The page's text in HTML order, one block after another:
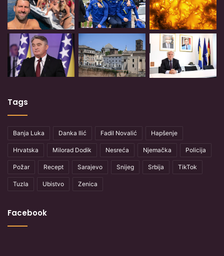
Tags
Banja Luka Danka Ilić Fadil Novalić Hapšenje
Hrvatska Milorad Dodik Nesreća Njemačka Policija
Požar Recept Sarajevo Snijeg Srbija TikTok
Tuzla Ubistvo Zenica
Facebook